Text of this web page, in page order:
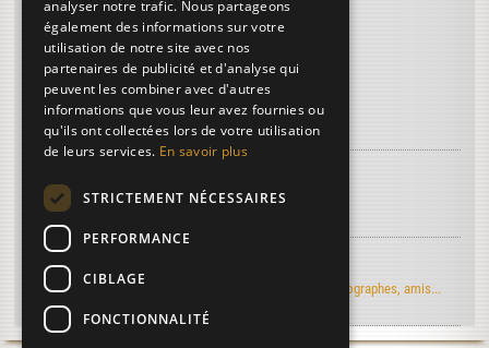
Nerfs
Battée
Encoche de coiffe
Plus de termes...
Article de Art & Métiers du Livre
Regards d'artistes...
Le moulin du Verger vu par les artistes-peintres, photographes, amis...
analyser notre trafic. Nous partageons
également des informations sur votre
utilisation de notre site avec nos
partenaires de publicité et d'analyse qui
peuvent les combiner avec d'autres
informations que vous leur avez fournies ou
qu'ils ont collectées lors de votre utilisation
de leurs services. En savoir plus
STRICTEMENT NÉCESSAIRES
PERFORMANCE
CIBLAGE
FONCTIONNALITÉ